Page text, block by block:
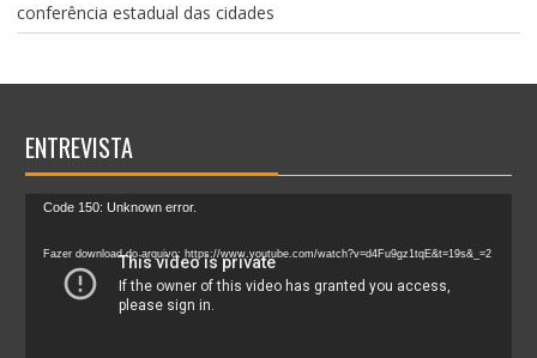
conferência estadual das cidades
ENTREVISTA
Tocador
vídeo
Code 150: Unknown error.
Fazer download do arquivo: https://www.youtube.com/watch?v=d4Fu9gz1tqE&t=19s&_=2